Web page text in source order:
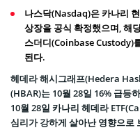
나스닥(Nasdaq)은 카나리
상장을 공식 확정했으며, 해
스더디(Coinbase Custody)
된다.
헤데라 해시그래프(Hedera
(HBAR)는 10월 28일 16% 급등
10월 28일 카나리 헤데라
심리가 강하게 살아난 영향으로